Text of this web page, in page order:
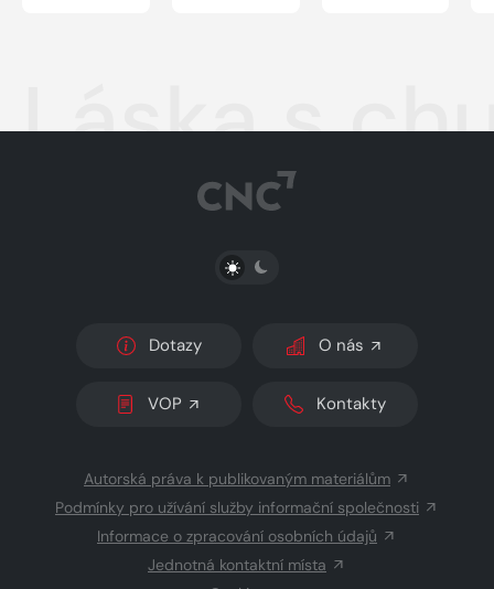
Láska s
PŘEPNOUT SVĚTLÝ/TMAVÝ REŽIM
Dotazy O nás
VOP Kontakty
Autorská práva k publikovaným materiálům
Podmínky pro užívání služby informační společnosti
Informace o zpracování osobních údajů
Jednotná kontaktní místa